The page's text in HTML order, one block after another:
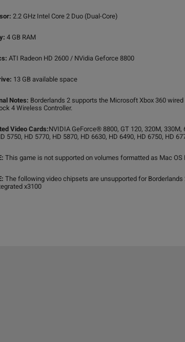
2.2 GHz Intel Core 2 Duo (Dual-Core)
4 GB RAM
ATI Radeon HD 2600 / NVidia Geforce 8800
13 GB available space
Notes: Borderlands 2 supports the Microsoft Xbox 360
4 Wireless Controller.
Video Cards:NVIDIA GeForce® 8800, GT 120, 320M,
5750, HD 5770, HD 5870, HD 6630, HD 6490, HD 6750, HD
This game is not supported on volumes formatted as Mac OS
The following video chipsets are unsupported for Borderlands
x3100